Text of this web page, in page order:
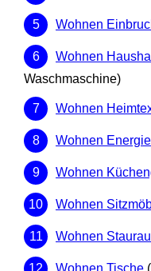
Wohnen
Wohnen
Waschmaschine)
Wohnen
Wohnen Energie
Wohnen
Wohnen
Wohnen
Wohnen Tische